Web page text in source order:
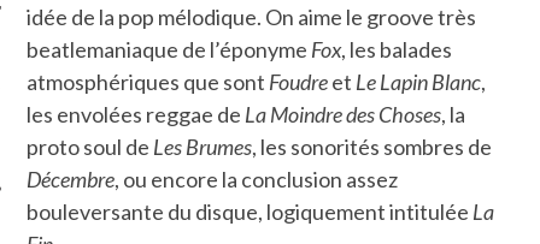
SOCIAUX
idée de la pop mélodique. On aime le groove très
beatlemaniaque de l’éponyme Fox, les balades
atmosphériques que sont Foudreet Le Lapin Blanc,
les envolées reggae de La Moindre des Choses, la
proto soul de Les Brumes, les sonorités sombres de
Décembre, ou encore la conclusion assez
bouleversante du disque, logiquement intitulée La